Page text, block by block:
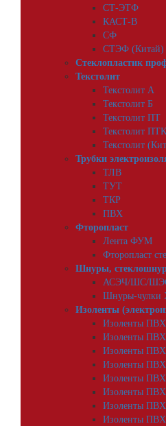
СТ-ЭТФ
КАСТ-В
СФ
СТЭФ (Китай)
Стеклопластик
Текстолит
Текстолит А
Текстолит Б
Текстолит ПТ
Текстолит ПТК
Текстолит
Трубки
ТЛВ
ТУТ
ТКР
ПВХ
Фторопласт
Лента ФУМ
Фторопласт
Шнуры,
АСЭЧ/ШС/
Шнуры-чулки
Изоленты
Изоленты
Изоленты
Изоленты ПВХ
Изоленты
Изоленты ПВХ
Изоленты ПВХ
Изоленты
Изоленты